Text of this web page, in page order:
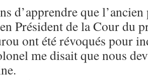
d’apprendre que
Président de la Cour du
ont été révoqués pour
me disait que nous